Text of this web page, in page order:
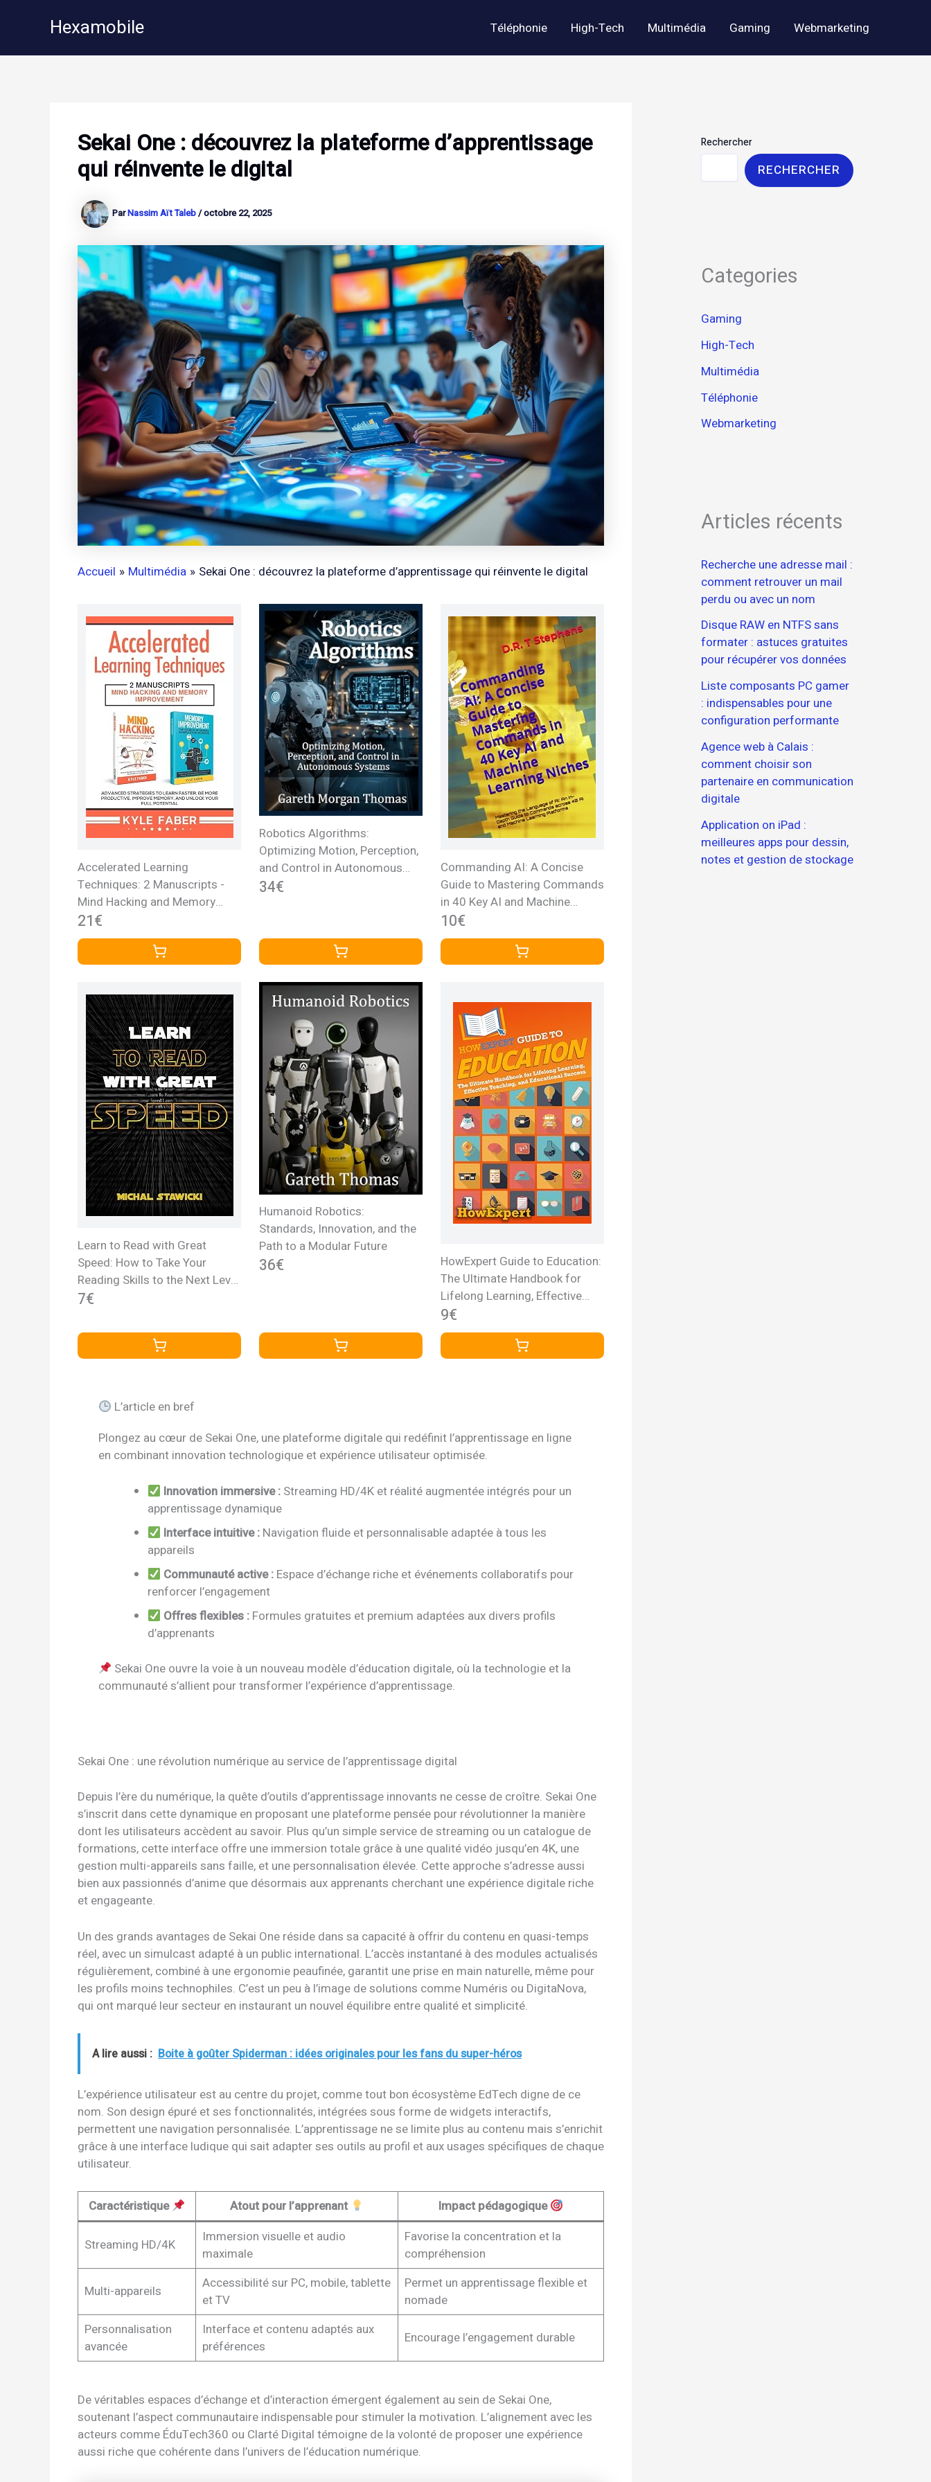
Hexamobile Téléphonie High-Tech Multimédia Gaming Webmarketing
Sekai One : découvrez la plateforme d’apprentissage
qui réinvente le digital
ParNassim Aït Taleb/octobre 22, 2025
Accueil Multimédia Sekai One : découvrez la plateforme d’apprentissage qui réinvente le digital
Accelerated Learning
Techniques: 2 Manuscripts -
Mind Hacking and Memory
Improvement: Advanced
Strategies to Learn Faster, Be
More Productive, Improve
21€
Robotics Algorithms:
Optimizing Motion, Perception,
and Control in Autonomous
Systems
34€
Commanding AI: A Concise
Guide to Mastering Commands
in 40 Key AI and Machine
Learning Niches: Mastering the
Language of AI: An In-Depth
Guide to Commands across 40
10€
Learn to Read with Great
Speed: How to Take Your
Reading Skills to the Next Level
and Beyond in only 10 Minutes
7€
Humanoid Robotics:
Standards, Innovation, and the
Path to a Modular Future
36€
HowExpert Guide to Education:
The Ultimate Handbook for
Lifelong Learning, Effective
Teaching, and Educational
Success (English Edition)
9€
L’article en bref
Plongez au cœur de Sekai One, une plateforme digitale qui redéfinit l’apprentissage en ligne
en combinant innovation technologique et expérience utilisateur optimisée.
Innovation immersive : Streaming HD/4K et réalité augmentée intégrés pour un
apprentissage dynamique
Interface intuitive : Navigation fluide et personnalisable adaptée à tous les
appareils
Communauté active : Espace d’échange riche et événements collaboratifs pour
renforcer l’engagement
Offres flexibles : Formules gratuites et premium adaptées aux divers profils
d’apprenants
Sekai One ouvre la voie à un nouveau modèle d’éducation digitale, où la technologie et la
communauté s’allient pour transformer l’expérience d’apprentissage.
Sekai One : une révolution numérique au service de l’apprentissage digital
Depuis l’ère du numérique, la quête d’outils d’apprentissage innovants ne cesse de croître. Sekai One
s’inscrit dans cette dynamique en proposant une plateforme pensée pour révolutionner la manière
dont les utilisateurs accèdent au savoir. Plus qu’un simple service de streaming ou un catalogue de
formations, cette interface offre une immersion totale grâce à une qualité vidéo jusqu’en 4K, une
gestion multi-appareils sans faille, et une personnalisation élevée. Cette approche s’adresse aussi
bien aux passionnés d’anime que désormais aux apprenants cherchant une expérience digitale riche
et engageante.
Un des grands avantages de Sekai One réside dans sa capacité à offrir du contenu en quasi-temps
réel, avec un simulcast adapté à un public international. L’accès instantané à des modules actualisés
régulièrement, combiné à une ergonomie peaufinée, garantit une prise en main naturelle, même pour
les profils moins technophiles. C’est un peu à l’image de solutions comme Numéris ou DigitaNova,
qui ont marqué leur secteur en instaurant un nouvel équilibre entre qualité et simplicité.
A lire aussi : Boite à goûter Spiderman : idées originales pour les fans du super-héros
L’expérience utilisateur est au centre du projet, comme tout bon écosystème EdTech digne de ce
nom. Son design épuré et ses fonctionnalités, intégrées sous forme de widgets interactifs,
permettent une navigation personnalisée. L’apprentissage ne se limite plus au contenu mais s’enrichit
grâce à une interface ludique qui sait adapter ses outils au profil et aux usages spécifiques de chaque
utilisateur.
Caractéristique Atout pour l’apprenant Impact pédagogique
Streaming HD/4K
Immersion visuelle et audio
maximale
Favorise la concentration et la
compréhension
Multi-appareils
Accessibilité sur PC, mobile, tablette
et TV
Permet un apprentissage flexible et
nomade
Personnalisation
avancée
Interface et contenu adaptés aux
préférences
Encourage l’engagement durable
De véritables espaces d’échange et d’interaction émergent également au sein de Sekai One,
soutenant l’aspect communautaire indispensable pour stimuler la motivation. L’alignement avec les
acteurs comme ÉduTech360 ou Clarté Digital témoigne de la volonté de proposer une expérience
aussi riche que cohérente dans l’univers de l’éducation numérique.
Rechercher
RECHERCHER
Categories
Gaming
High-Tech
Multimédia
Téléphonie
Webmarketing
Articles récents
Recherche une adresse mail :
comment retrouver un mail
perdu ou avec un nom
Disque RAW en NTFS sans
formater : astuces gratuites
pour récupérer vos données
Liste composants PC gamer
: indispensables pour une
configuration performante
Agence web à Calais :
comment choisir son
partenaire en communication
digitale
Application on iPad :
meilleures apps pour dessin,
notes et gestion de stockage